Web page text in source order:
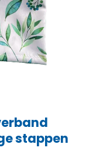
stappen